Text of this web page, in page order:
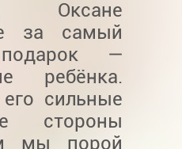
Оксане
за самый
—
ребёнка.
сильные
стороны
мы порой